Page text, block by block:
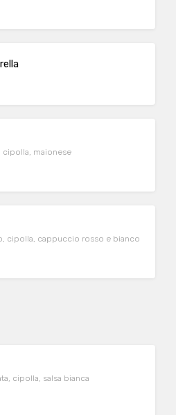
maionese
cipolla, cappuccio rosso e bianco
cipolla, salsa bianca